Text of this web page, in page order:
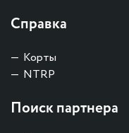
Справка
Корты
NTRP
Поиск партнера